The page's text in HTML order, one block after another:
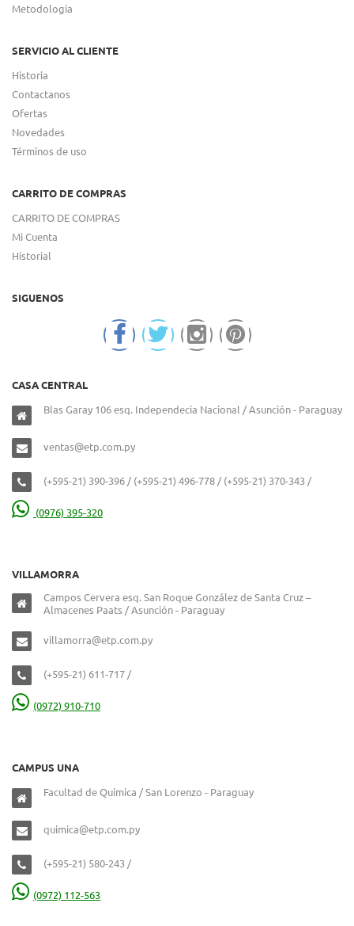
Metodologia
SERVICIO AL CLIENTE
Historia
Contactanos
Ofertas
Novedades
Términos de uso
CARRITO DE COMPRAS
CARRITO DE COMPRAS
Mi Cuenta
Historial
SIGUENOS
CASA CENTRAL
Blas Garay 106 esq. Independecia Nacional / Asunción - Paraguay
ventas@etp.com.py
(+595-21) 390-396 / (+595-21) 496-778 / (+595-21) 370-343 /
(0976) 395-320
VILLAMORRA
Campos Cervera esq. San Roque González de Santa Cruz –
Almacenes Paats / Asunción - Paraguay
villamorra@etp.com.py
(+595-21) 611-717 /
(0972) 910-710
CAMPUS UNA
Facultad de Química / San Lorenzo - Paraguay
quimica@etp.com.py
(+595-21) 580-243 /
(0972) 112-563